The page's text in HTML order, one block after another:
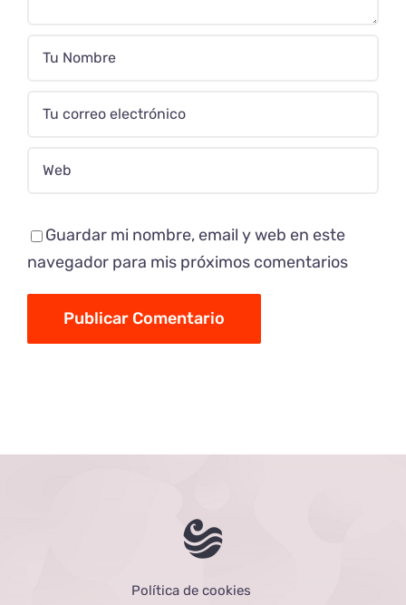
Guardar mi nombre, email y web en este
navegador para mis próximos comentarios
Política de cookies